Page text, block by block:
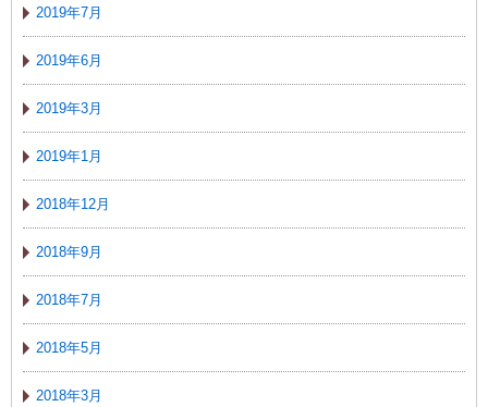
2019年7月
2019年6月
2019年3月
2019年1月
2018年12月
2018年9月
2018年7月
2018年5月
2018年3月